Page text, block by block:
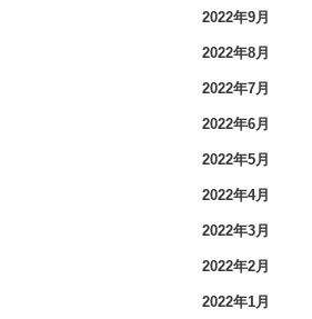
2022年9月
2022年8月
2022年7月
2022年6月
2022年5月
2022年4月
2022年3月
2022年2月
2022年1月